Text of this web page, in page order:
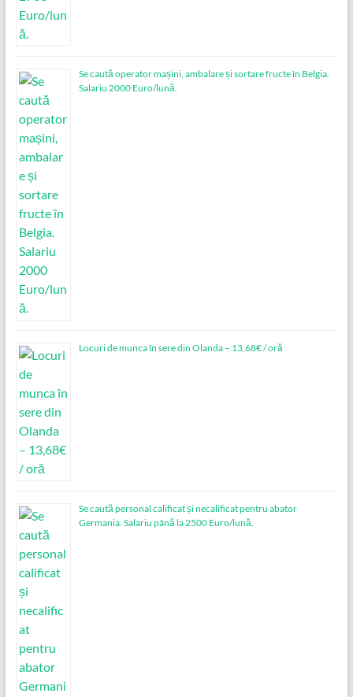
Se caută operator mașini, ambalare și sortare fructe în Belgia.
Salariu 2000 Euro/lună.
Locuri de munca în sere din Olanda – 13,68€ / oră
Se caută personal calificat și necalificat pentru abator
Germania. Salariu până la 2500 Euro/lună.